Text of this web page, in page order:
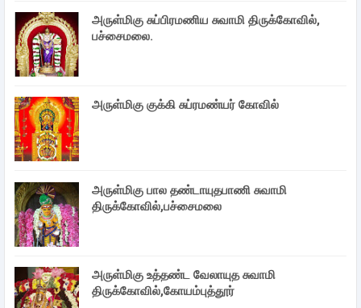
அருள்மிகு சுப்பிரமணிய சுவாமி திருக்கோவில்,
பச்சைமலை.
அருள்மிகு குக்கி சுப்ரமண்யர் கோவில்
அருள்மிகு பால தண்டாயுதபாணி சுவாமி
திருக்கோவில்,பச்சைமலை
அருள்மிகு உத்தண்ட வேலாயுத சுவாமி
திருக்கோவில்,கோயம்புத்தூர்